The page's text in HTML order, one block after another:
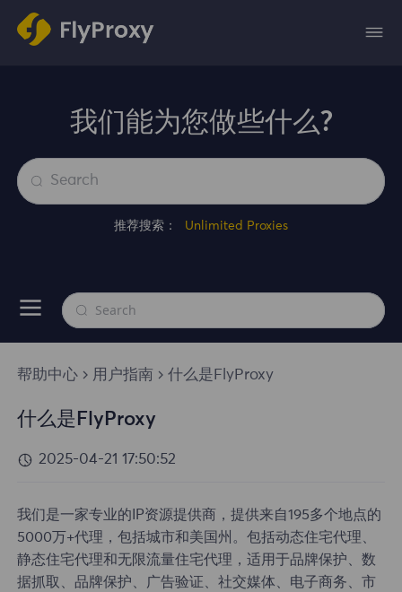
我们能为您做些什么?
推荐搜索： Unlimited Proxies
帮助中心 用户指南 什么是FlyProxy
什么是FlyProxy
2025-04-21 17:50:52
我们是一家专业的IP资源提供商，提供来自195多个地点的
5000万+代理，包括城市和美国州。包括动态住宅代理、
静态住宅代理和无限流量住宅代理，适用于品牌保护、数
据抓取、品牌保护、广告验证、社交媒体、电子商务、市